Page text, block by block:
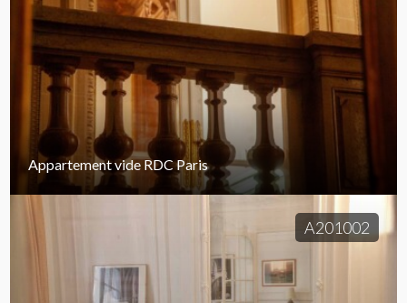
Appartement vide RDC Paris
A201002